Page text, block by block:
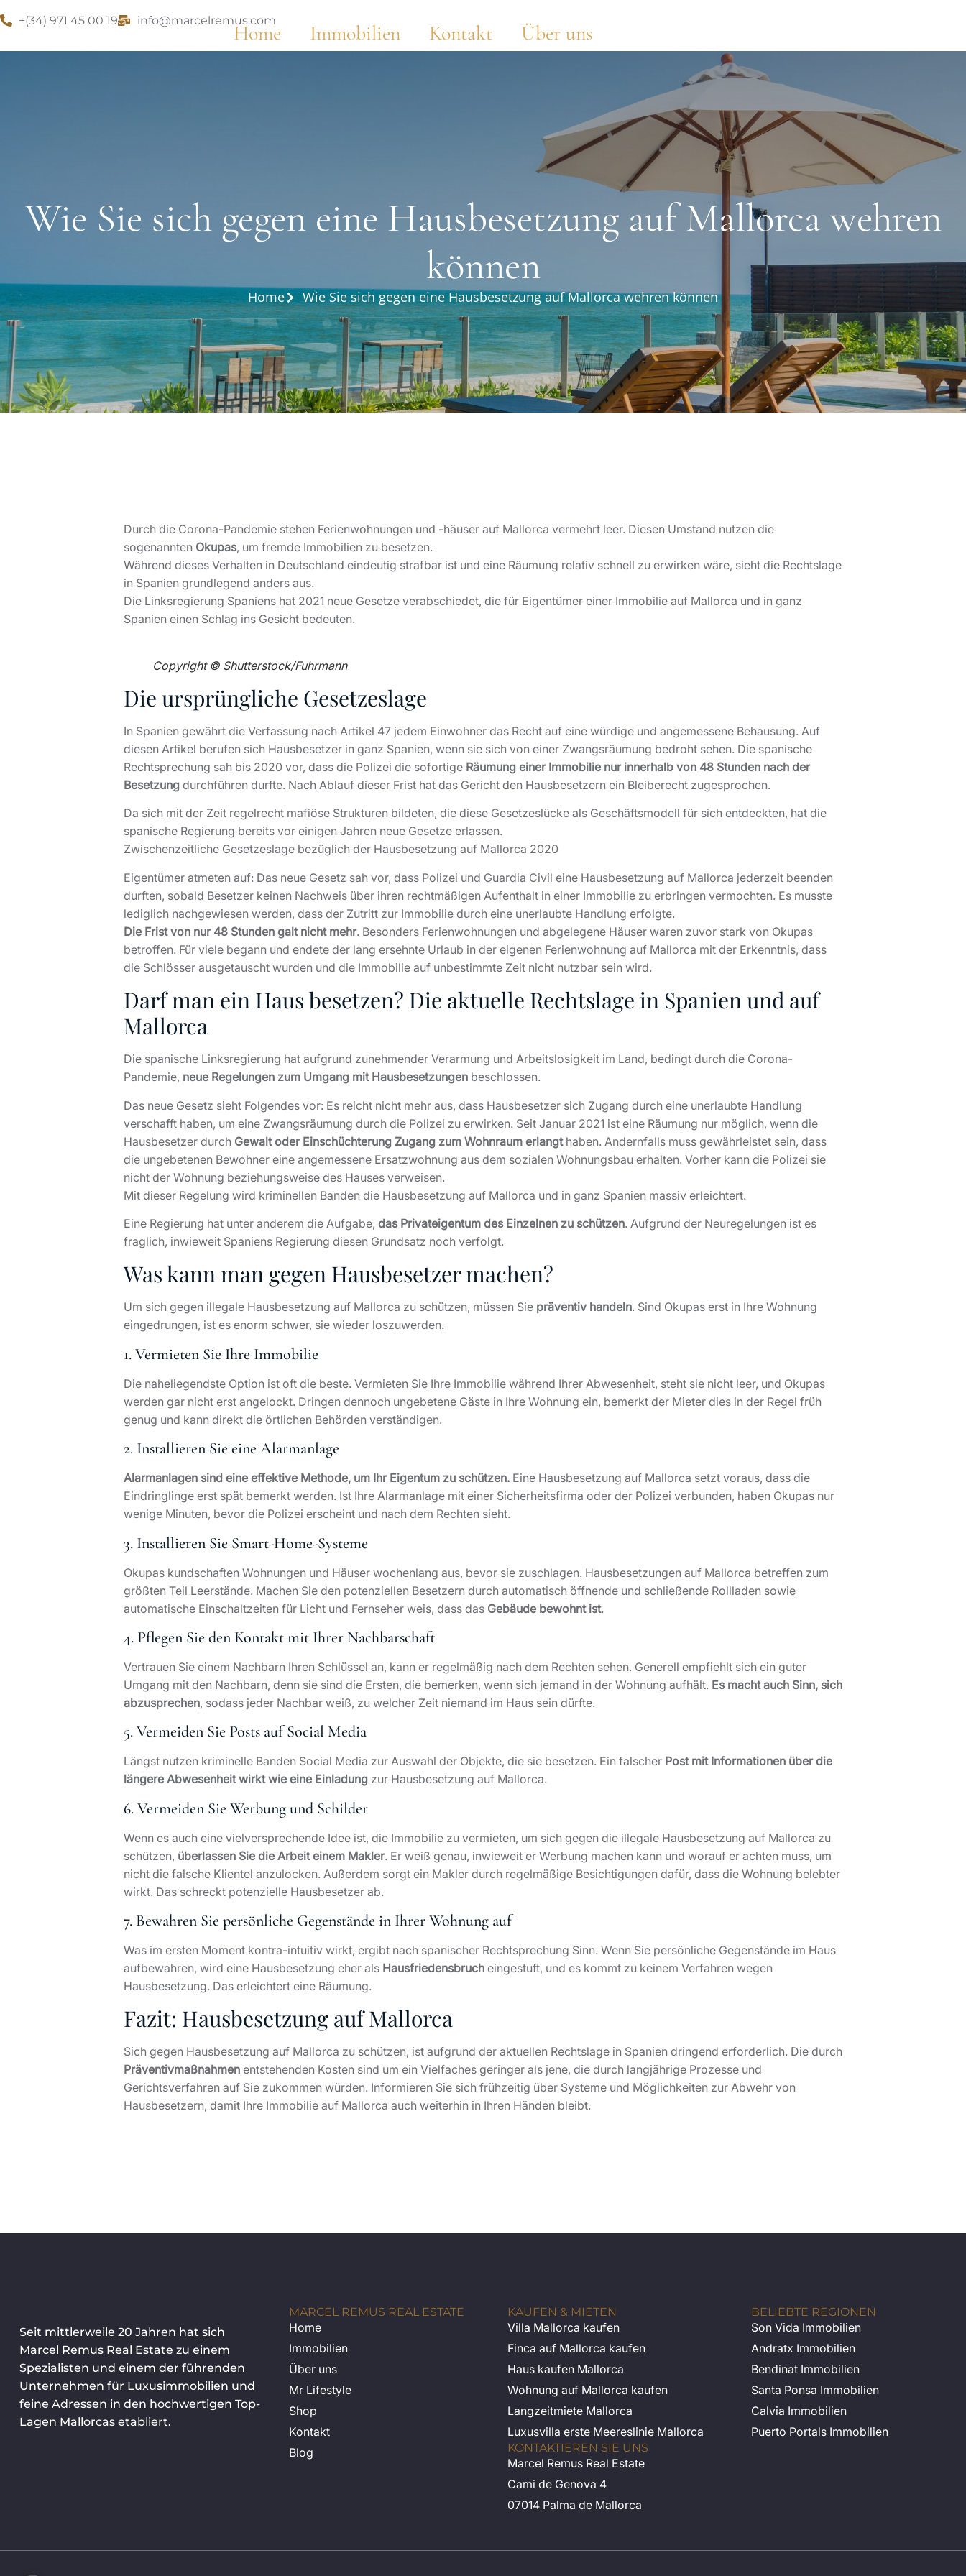
+(34) 971 45 00 19 info@marcelremus.com
Home Immobilien Kontakt Über uns
Wie Sie sich gegen eine Hausbesetzung auf Mallorca wehren
können
Home Wie Sie sich gegen eine Hausbesetzung auf Mallorca wehren können
Durch die Corona-Pandemie stehen Ferienwohnungen und -häuser auf Mallorca vermehrt leer. Diesen Umstand nutzen die
sogenannten Okupas, um fremde Immobilien zu besetzen.
Während dieses Verhalten in Deutschland eindeutig strafbar ist und eine Räumung relativ schnell zu erwirken wäre, sieht die Rechtslage
in Spanien grundlegend anders aus.
Die Linksregierung Spaniens hat 2021 neue Gesetze verabschiedet, die für Eigentümer einer Immobilie auf Mallorca und in ganz
Spanien einen Schlag ins Gesicht bedeuten.
Copyright © Shutterstock/Fuhrmann
Die ursprüngliche Gesetzeslage
In Spanien gewährt die Verfassung nach Artikel 47 jedem Einwohner das Recht auf eine würdige und angemessene Behausung. Auf
diesen Artikel berufen sich Hausbesetzer in ganz Spanien, wenn sie sich von einer Zwangsräumung bedroht sehen. Die spanische
Rechtsprechung sah bis 2020 vor, dass die Polizei die sofortige Räumung einer Immobilie nur innerhalb von 48 Stunden nach der
Besetzung durchführen durfte. Nach Ablauf dieser Frist hat das Gericht den Hausbesetzern ein Bleiberecht zugesprochen.
Da sich mit der Zeit regelrecht mafiöse Strukturen bildeten, die diese Gesetzeslücke als Geschäftsmodell für sich entdeckten, hat die
spanische Regierung bereits vor einigen Jahren neue Gesetze erlassen.
Zwischenzeitliche Gesetzeslage bezüglich der Hausbesetzung auf Mallorca 2020
Eigentümer atmeten auf: Das neue Gesetz sah vor, dass Polizei und Guardia Civil eine Hausbesetzung auf Mallorca jederzeit beenden
durften, sobald Besetzer keinen Nachweis über ihren rechtmäßigen Aufenthalt in einer Immobilie zu erbringen vermochten. Es musste
lediglich nachgewiesen werden, dass der Zutritt zur Immobilie durch eine unerlaubte Handlung erfolgte.
Die Frist von nur 48 Stunden galt nicht mehr. Besonders Ferienwohnungen und abgelegene Häuser waren zuvor stark von Okupas
betroffen. Für viele begann und endete der lang ersehnte Urlaub in der eigenen Ferienwohnung auf Mallorca mit der Erkenntnis, dass
die Schlösser ausgetauscht wurden und die Immobilie auf unbestimmte Zeit nicht nutzbar sein wird.
Darf man ein Haus besetzen? Die aktuelle Rechtslage in Spanien und auf
Mallorca
Die spanische Linksregierung hat aufgrund zunehmender Verarmung und Arbeitslosigkeit im Land, bedingt durch die Corona-
Pandemie, neue Regelungen zum Umgang mit Hausbesetzungen beschlossen.
Das neue Gesetz sieht Folgendes vor: Es reicht nicht mehr aus, dass Hausbesetzer sich Zugang durch eine unerlaubte Handlung
verschafft haben, um eine Zwangsräumung durch die Polizei zu erwirken. Seit Januar 2021 ist eine Räumung nur möglich, wenn die
Hausbesetzer durch Gewalt oder Einschüchterung Zugang zum Wohnraum erlangthaben. Andernfalls muss gewährleistet sein, dass
die ungebetenen Bewohner eine angemessene Ersatzwohnung aus dem sozialen Wohnungsbau erhalten. Vorher kann die Polizei sie
nicht der Wohnung beziehungsweise des Hauses verweisen.
Mit dieser Regelung wird kriminellen Banden die Hausbesetzung auf Mallorca und in ganz Spanien massiv erleichtert.
Eine Regierung hat unter anderem die Aufgabe, das Privateigentum des Einzelnen zu schützen. Aufgrund der Neuregelungen ist es
fraglich, inwieweit Spaniens Regierung diesen Grundsatz noch verfolgt.
Was kann man gegen Hausbesetzer machen?
Um sich gegen illegale Hausbesetzung auf Mallorca zu schützen, müssen Sie präventiv handeln. Sind Okupas erst in Ihre Wohnung
eingedrungen, ist es enorm schwer, sie wieder loszuwerden.
1. Vermieten Sie Ihre Immobilie
Die naheliegendste Option ist oft die beste. Vermieten Sie Ihre Immobilie während Ihrer Abwesenheit, steht sie nicht leer, und Okupas
werden gar nicht erst angelockt. Dringen dennoch ungebetene Gäste in Ihre Wohnung ein, bemerkt der Mieter dies in der Regel früh
genug und kann direkt die örtlichen Behörden verständigen.
2. Installieren Sie eine Alarmanlage
Alarmanlagen sind eine effektive Methode, um Ihr Eigentum zu schützen. Eine Hausbesetzung auf Mallorca setzt voraus, dass die
Eindringlinge erst spät bemerkt werden. Ist Ihre Alarmanlage mit einer Sicherheitsfirma oder der Polizei verbunden, haben Okupas nur
wenige Minuten, bevor die Polizei erscheint und nach dem Rechten sieht.
3. Installieren Sie Smart-Home-Systeme
Okupas kundschaften Wohnungen und Häuser wochenlang aus, bevor sie zuschlagen. Hausbesetzungen auf Mallorca betreffen zum
größten Teil Leerstände. Machen Sie den potenziellen Besetzern durch automatisch öffnende und schließende Rollladen sowie
automatische Einschaltzeiten für Licht und Fernseher weis, dass das Gebäude bewohnt ist.
4. Pflegen Sie den Kontakt mit Ihrer Nachbarschaft
Vertrauen Sie einem Nachbarn Ihren Schlüssel an, kann er regelmäßig nach dem Rechten sehen. Generell empfiehlt sich ein guter
Umgang mit den Nachbarn, denn sie sind die Ersten, die bemerken, wenn sich jemand in der Wohnung aufhält. Es macht auch Sinn, sich
abzusprechen, sodass jeder Nachbar weiß, zu welcher Zeit niemand im Haus sein dürfte.
5. Vermeiden Sie Posts auf Social Media
Längst nutzen kriminelle Banden Social Media zur Auswahl der Objekte, die sie besetzen. Ein falscher Post mit Informationen über die
längere Abwesenheit wirkt wie eine Einladung zur Hausbesetzung auf Mallorca.
6. Vermeiden Sie Werbung und Schilder
Wenn es auch eine vielversprechende Idee ist, die Immobilie zu vermieten, um sich gegen die illegale Hausbesetzung auf Mallorca zu
schützen, überlassen Sie die Arbeit einem Makler. Er weiß genau, inwieweit er Werbung machen kann und worauf er achten muss, um
nicht die falsche Klientel anzulocken. Außerdem sorgt ein Makler durch regelmäßige Besichtigungen dafür, dass die Wohnung belebter
wirkt. Das schreckt potenzielle Hausbesetzer ab.
7. Bewahren Sie persönliche Gegenstände in Ihrer Wohnung auf
Was im ersten Moment kontra-intuitiv wirkt, ergibt nach spanischer Rechtsprechung Sinn. Wenn Sie persönliche Gegenstände im Haus
aufbewahren, wird eine Hausbesetzung eher als Hausfriedensbruch eingestuft, und es kommt zu keinem Verfahren wegen
Hausbesetzung. Das erleichtert eine Räumung.
Fazit: Hausbesetzung auf Mallorca
Sich gegen Hausbesetzung auf Mallorca zu schützen, ist aufgrund der aktuellen Rechtslage in Spanien dringend erforderlich. Die durch
Präventivmaßnahmen entstehenden Kosten sind um ein Vielfaches geringer als jene, die durch langjährige Prozesse und
Gerichtsverfahren auf Sie zukommen würden. Informieren Sie sich frühzeitig über Systeme und Möglichkeiten zur Abwehr von
Hausbesetzern, damit Ihre Immobilie auf Mallorca auch weiterhin in Ihren Händen bleibt.
Seit mittlerweile 20 Jahren hat sich
Marcel Remus Real Estate zu einem
Spezialisten und einem der führenden
Unternehmen für Luxusimmobilien und
feine Adressen in den hochwertigen Top-
Lagen Mallorcas etabliert.
MARCEL REMUS REAL ESTATE
Home
Immobilien
Über uns
Mr Lifestyle
Shop
Kontakt
Blog
KAUFEN & MIETEN
Villa Mallorca kaufen
Finca auf Mallorca kaufen
Haus kaufen Mallorca
Wohnung auf Mallorca kaufen
Langzeitmiete Mallorca
Luxusvilla erste Meereslinie Mallorca
KONTAKTIEREN SIE UNS
Marcel Remus Real Estate
Cami de Genova 4
07014 Palma de Mallorca
BELIEBTE REGIONEN
Son Vida Immobilien
Andratx Immobilien
Bendinat Immobilien
Santa Ponsa Immobilien
Calvia Immobilien
Puerto Portals Immobilien